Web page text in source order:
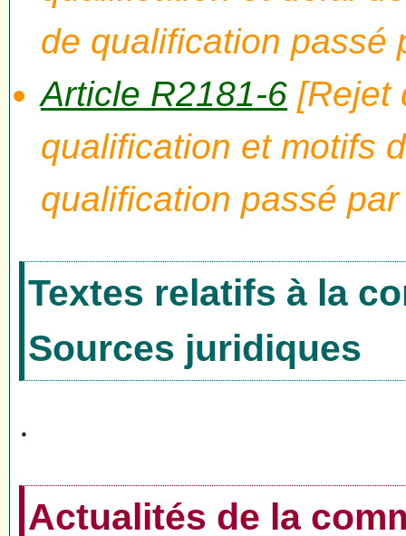
de qualification passé
Article R2181-6 [Rejet
qualification et motifs
qualification passé
Textes relatifs à la
Sources juridiques
.
Actualités de la